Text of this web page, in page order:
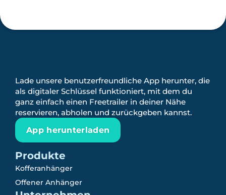
Lade unsere benutzerfreundliche App herunter, die
als digitaler Schlüssel funktioniert, mit dem du
ganz einfach einen Freetrailer in deiner Nähe
reservieren, abholen und zurückgeben kannst.
App herunterladen
Produkte
Kofferanhänger
Offener Anhänger